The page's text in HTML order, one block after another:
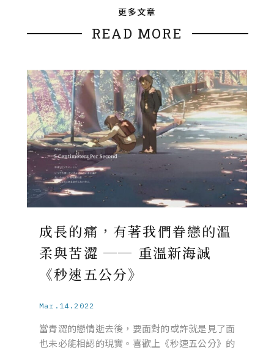
更多文章
READ MORE
成長的痛，有著我們眷戀的溫
柔與苦澀 ── 重溫新海誠
《秒速五公分》
Mar.14.2022
當青澀的戀情逝去後，要面對的或許就是見了面
也未必能相認的現實。喜歡上《秒速五公分》的